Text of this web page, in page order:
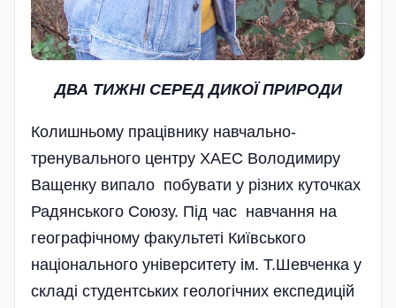
ДВА ТИЖНІ СЕРЕД ДИКОЇ ПРИРОДИ
Колишньому працівнику навчально-
тренувального центру ХАЕС Володимиру
Ващенку випало побувати у різних куточках
Радянського Союзу. Під час навчання на
географічному факультеті Київського
національного університету ім. Т.Шевченка у
складі студентських геологічних експедицій